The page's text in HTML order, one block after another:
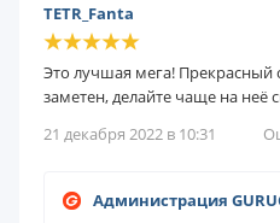
TETR_Fanta
Это лучшая мега! Прекрасный
заметен, делайте чаще на неё
21 декабря 2022 в 10:31
Администрация